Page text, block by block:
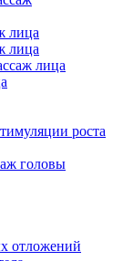
лица
лица
лица
роста
головы
отложений